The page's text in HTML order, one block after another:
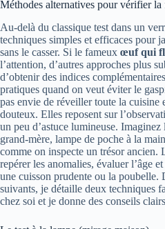
Méthodes alternatives pour vérifier la
Au-delà du classique test dans un
techniques simples et efficaces pour
sans le casser. Si le fameux œuf qui
l’attention, d’autres approches plus
d’obtenir des indices
pratiques quand on veut éviter le
pas envie de réveiller toute la
douteux. Elles reposent sur
un peu d’astuce lumineuse. Imaginez
grand‑mère, lampe de poche à la
comme on inspecte un trésor ancien.
repérer les anomalies, évaluer l’âge
une cuisson prudente ou la poubelle.
suivants, je détaille deux techniques
chez soi et je donne des conseils